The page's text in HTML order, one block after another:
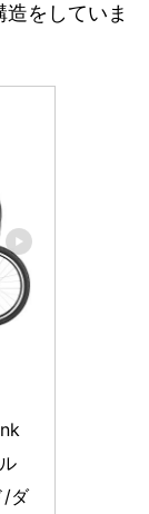
をしていま
/ダ